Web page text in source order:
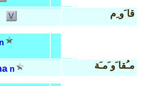
قا َو ِم
n
n مـُقا َو َمـَة